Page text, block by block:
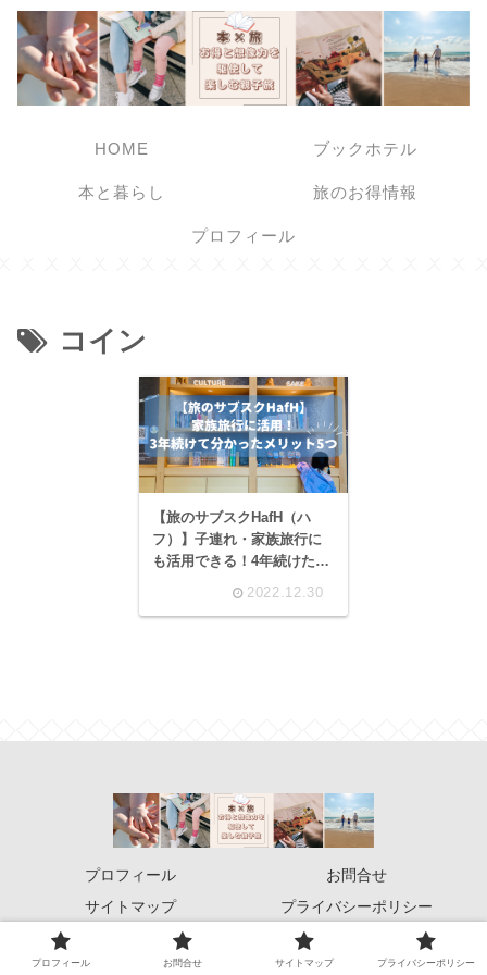
HOME ブックホテル
本と暮らし 旅のお得情報
プロフィール
コイン
【旅のサブスクHafH（ハ
フ）】子連れ・家族旅行に
も活用できる！4年続けた私
が感じるメリット・デメリ
2022.12.30
プロフィール
お問合せ
サイトマップ
プライバシーポリシー
© 2022 旅×本！お得と想像力を駆使して楽しむ親子旅.
プロフィール お問合せ サイトマップ プライバシーポリシー